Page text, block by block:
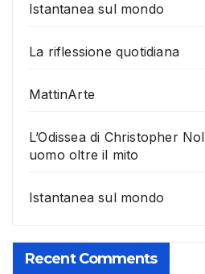
Istantanea sul mondo
La riflessione quotidiana
MattinArte
L’Odissea di Christopher
uomo oltre il mito
Istantanea sul mondo
Recent Comments